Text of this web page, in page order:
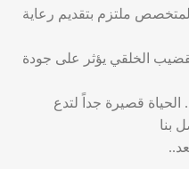
ملتزم بتقديم رعاية
الخلقي يؤثر على جودة
الحياة قصيرة جداً لتدع
بنا